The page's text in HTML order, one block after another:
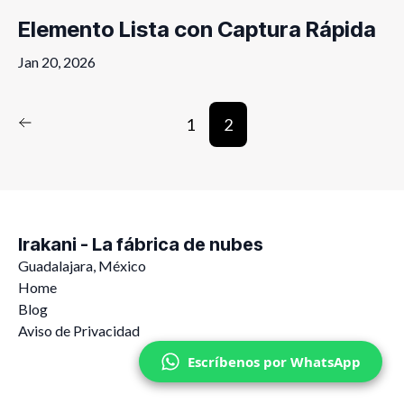
Elemento Lista con Captura Rápida
Jan 20, 2026
1 2
Irakani - La fábrica de nubes
Guadalajara, México
Home
Blog
Aviso de Privacidad
Escríbenos por WhatsApp